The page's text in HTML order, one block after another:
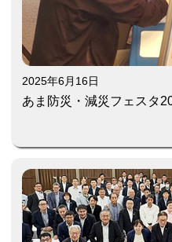
2025年6月16日
あま防災・減災フェスタ